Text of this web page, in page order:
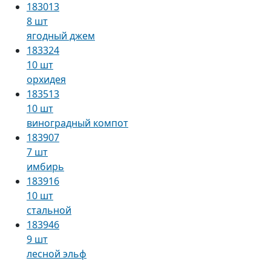
183013
8 шт
ягодный джем
183324
10 шт
орхидея
183513
10 шт
виноградный компот
183907
7 шт
имбирь
183916
10 шт
стальной
183946
9 шт
лесной эльф